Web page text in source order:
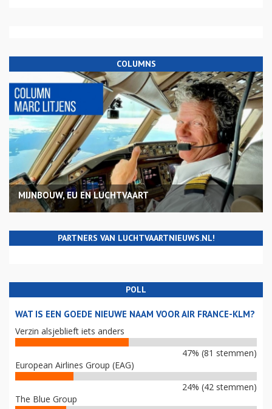
COLUMNS
MIJNBOUW, EU EN LUCHTVAART
PARTNERS VAN LUCHTVAARTNIEUWS.NL!
POLL
WAT IS EEN GOEDE NIEUWE NAAM VOOR AIR FRANCE-KLM?
Verzin alsjeblieft iets anders
47% (81 stemmen)
European Airlines Group (EAG)
24% (42 stemmen)
The Blue Group